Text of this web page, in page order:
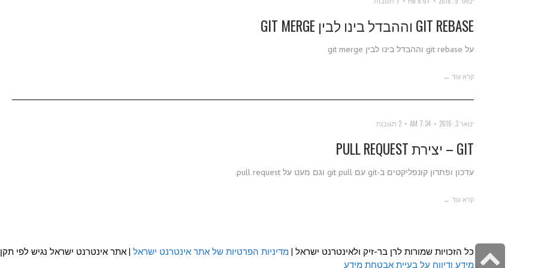
GIT REBASE וההבדל בינו לבין GIT MERGE
על git rebase וההבדל בינו לבין git merge
קרא עוד ←
ינואר 3, 2016 7:34 AM 2 תגובות
GIT – יצירת PULL REQUEST
עדכון ופתרון קונפליקטים ב-git עם git pull וגם מעט על pull request.
קרא עוד ←
כל הזכויות שמורות לרן בר-זיק ולאינטרנט ישראל | מדיניות הפרטיות של אתר אינטרנט ישראל | אתר אינטרנט ישראל נגיש לפי תקן WCAG 2.0 AA
מידע ודיווח על בעיית אבטחת מידע
גלילה